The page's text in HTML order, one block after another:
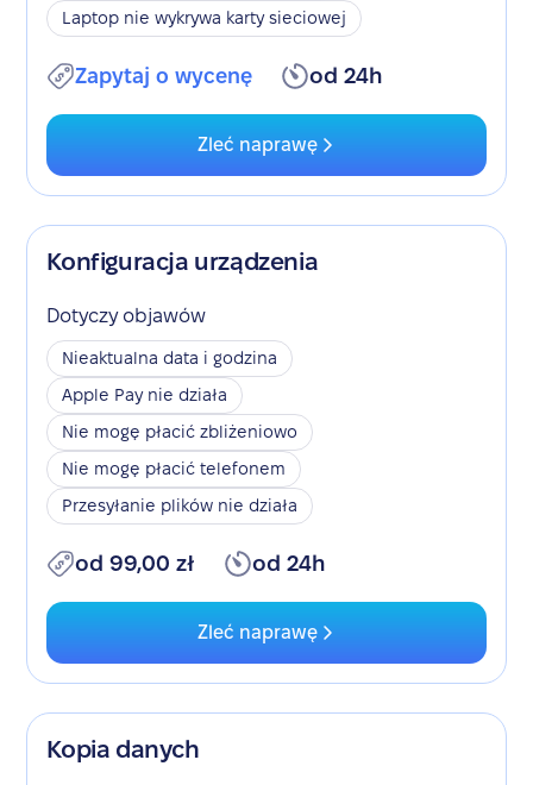
Laptop nie wykrywa karty sieciowej
Zapytaj o wycenę od 24h
Zleć naprawę
Konfiguracja urządzenia
Dotyczy objawów
Nieaktualna data i godzina
Apple Pay nie działa
Nie mogę płacić zbliżeniowo
Nie mogę płacić telefonem
Przesyłanie plików nie działa
od 99,00 zł od 24h
Zleć naprawę
Kopia danych